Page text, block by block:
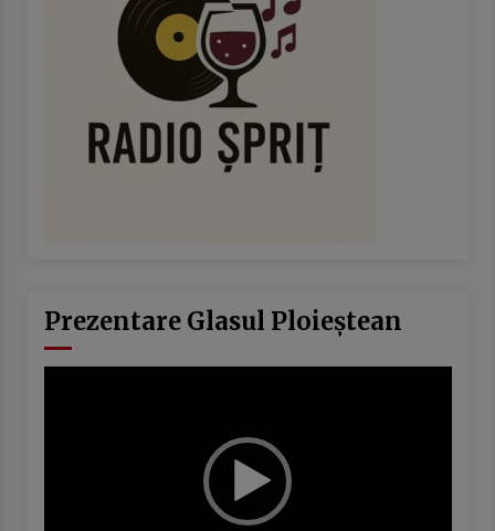
Prezentare Glasul Ploieștean